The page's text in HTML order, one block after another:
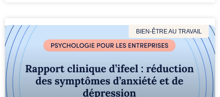
BIEN-ÊTRE AU TRAVAIL